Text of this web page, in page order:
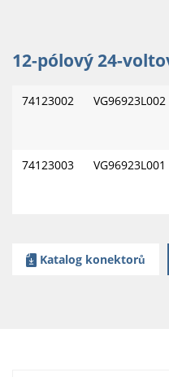
12-pólový 24-
74123002 VG96923L002
74123003
VG96923L001
Katalog konektorů